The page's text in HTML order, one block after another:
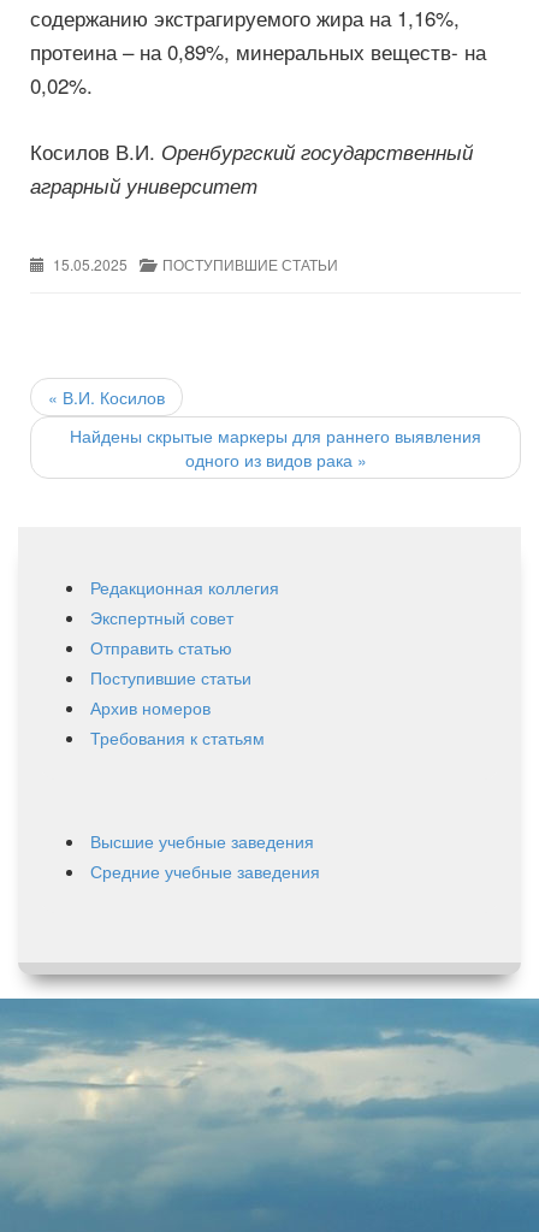
содержанию экстрагируемого жира на 1,16%,
протеина – на 0,89%, минеральных веществ- на
0,02%.
Косилов В.И. Оренбургский государственный
аграрный университет
15.05.2025 ПОСТУПИВШИЕ СТАТЬИ
Post
navigation
« В.И. Косилов
Найдены скрытые маркеры для раннего выявления
одного из видов рака »
Редакционная коллегия
Экспертный совет
Отправить статью
Поступившие статьи
Архив номеров
Требования к статьям
Высшие учебные заведения
Средние учебные заведения